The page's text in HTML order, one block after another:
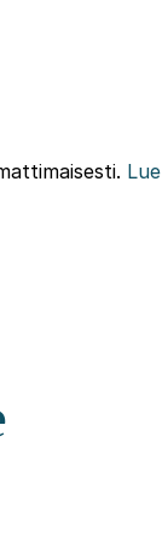
Lue